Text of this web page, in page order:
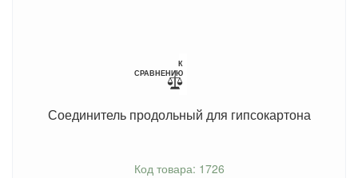
К
СРАВНЕНИЮ
Соединитель продольный для гипсокартона
Код товара: 1726